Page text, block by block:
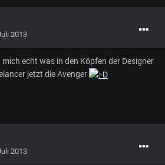
2013
echt was in den Köpfen der Designer
jetzt die Avenger
2013